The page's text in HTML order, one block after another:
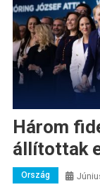
Három
állítottak
Ország